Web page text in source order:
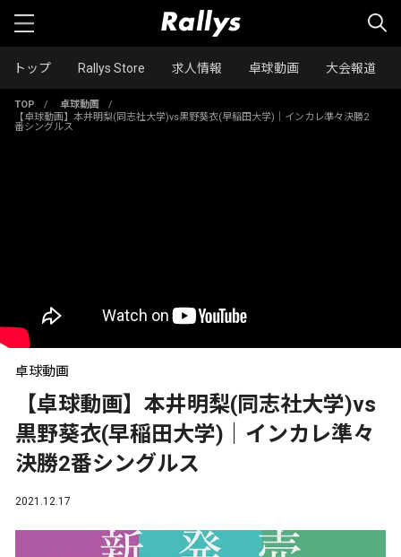
トップ Rallys Store 求人情報 卓球動画 大会報道
TOP / 卓球動画
/
【卓球動画】本井明梨(同志社大学)vs黒野葵衣(早稲田大学)｜インカレ準々決勝2
番シングルス
卓球動画
【卓球動画】本井明梨(同志社大学)vs
黒野葵衣(早稲田大学)｜インカレ準々
決勝2番シングルス
2021.12.17